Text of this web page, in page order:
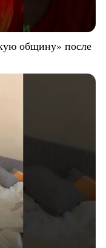
общину» после